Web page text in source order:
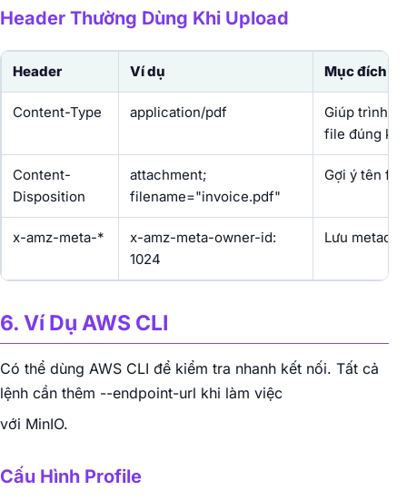
Header Thường Dùng Khi Upload
Header Ví dụ Mục đích
Content-Type application/pdf
Giúp trình
file đúng
Content-
Disposition
attachment;
filename="invoice.pdf"
Gợi ý tên
x-amz-meta-*
x-amz-meta-owner-id:
1024
Lưu
6. Ví Dụ AWS CLI
Có thể dùng AWS CLI để kiểm tra nhanh kết nối. Tất cả
lệnh cần thêm --endpoint-url khi làm việc
với MinIO.
Cấu Hình Profile